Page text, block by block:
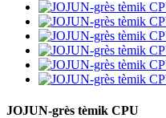
JOJUN-grès tèmik CPU